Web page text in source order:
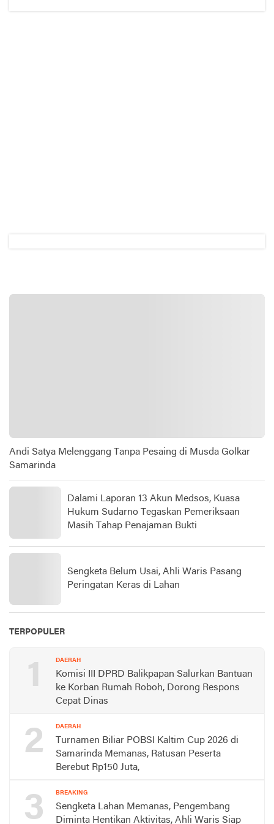
Andi Satya Melenggang Tanpa Pesaing di Musda Golkar
Samarinda
Dalami Laporan 13 Akun Medsos, Kuasa
Hukum Sudarno Tegaskan Pemeriksaan
Masih Tahap Penajaman Bukti
Sengketa Belum Usai, Ahli Waris Pasang
Peringatan Keras di Lahan
TERPOPULER
1 DAERAH
Komisi III DPRD Balikpapan Salurkan Bantuan
ke Korban Rumah Roboh, Dorong Respons
Cepat Dinas
2 DAERAH
Turnamen Biliar POBSI Kaltim Cup 2026 di
Samarinda Memanas, Ratusan Peserta
Berebut Rp150 Juta,
3 BREAKING
Sengketa Lahan Memanas, Pengembang
Diminta Hentikan Aktivitas, Ahli Waris Siap